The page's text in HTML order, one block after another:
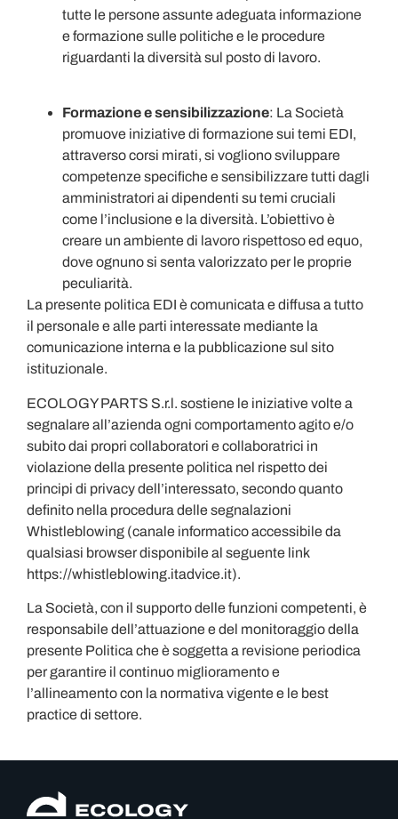
tutte le persone assunte adeguata informazione
e formazione sulle politiche e le procedure
riguardanti la diversità sul posto di lavoro.
Formazione e sensibilizzazione: La Società
promuove iniziative di formazione sui temi EDI,
attraverso corsi mirati, si vogliono sviluppare
competenze specifiche e sensibilizzare tutti dagli
amministratori ai dipendenti su temi cruciali
come l’inclusione e la diversità. L’obiettivo è
creare un ambiente di lavoro rispettoso ed equo,
dove ognuno si senta valorizzato per le proprie
peculiarità.
La presente politica EDI è comunicata e diffusa a tutto
il personale e alle parti interessate mediante la
comunicazione interna e la pubblicazione sul sito
istituzionale.
ECOLOGY PARTS S.r.l. sostiene le iniziative volte a
segnalare all’azienda ogni comportamento agito e/o
subito dai propri collaboratori e collaboratrici in
violazione della presente politica nel rispetto dei
principi di privacy dell’interessato, secondo quanto
definito nella procedura delle segnalazioni
Whistleblowing (canale informatico accessibile da
qualsiasi browser disponibile al seguente link
https://whistleblowing.itadvice.it).
La Società, con il supporto delle funzioni competenti, è
responsabile dell’attuazione e del monitoraggio della
presente Politica che è soggetta a revisione periodica
per garantire il continuo miglioramento e
l’allineamento con la normativa vigente e le best
practice di settore.